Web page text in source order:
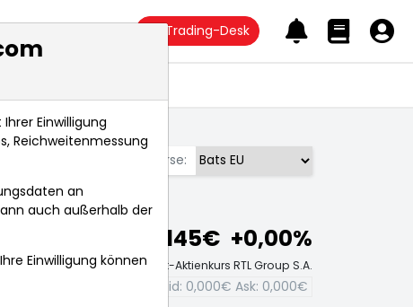
Trading-Desk
Börse:
45,145€ +0,00%
Echtzeit-Aktienkurs RTL Group S.A.
Bid: 0,000€ Ask: 0,000€
Einwilligung
Reichweitenmessung
an
auch außerhalb der
Einwilligung können